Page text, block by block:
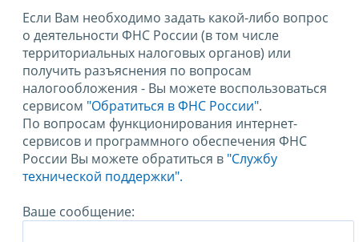
Если Вам необходимо задать какой-либо вопрос
о деятельности ФНС России (в том числе
территориальных налоговых органов) или
получить разъяснения по вопросам
налогообложения - Вы можете воспользоваться
сервисом "Обратиться в ФНС России".
По вопросам функционирования интернет-
сервисов и программного обеспечения ФНС
России Вы можете обратиться в "Службу
технической поддержки".
Ваше сообщение: